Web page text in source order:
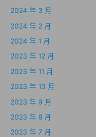
2024 年 3 月
2024 年 2 月
2024 年 1 月
2023 年 12 月
2023 年 11 月
2023 年 10 月
2023 年 9 月
2023 年 8 月
2023 年 7 月